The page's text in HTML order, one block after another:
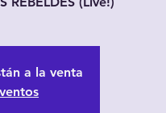
a la venta